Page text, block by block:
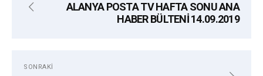
ALANYA POSTA TV HAFTA SONU ANA
HABER BÜLTENİ 14.09.2019
SONRAKI